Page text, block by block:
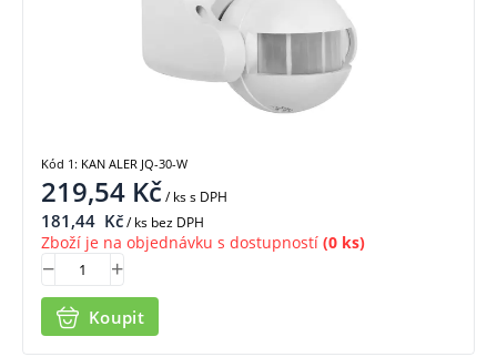
219,54 Kč/ kss DPH
181,44 Kč/ ks bez DPH
Zboží je na objednávku s dostupností (0 ks)
Koupit
Kód 1: KAN ALER JQ-30-W